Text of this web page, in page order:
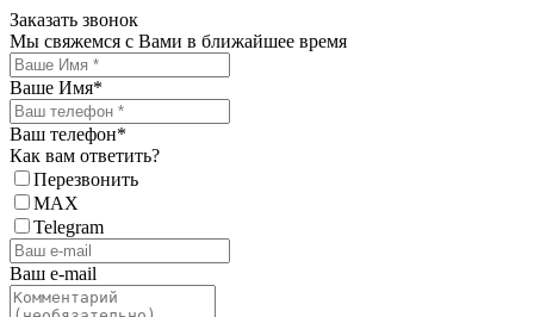
Заказать звонок
Мы свяжемся с Вами в ближайшее время
Ваше Имя*
Ваш телефон*
Как вам ответить?
Перезвонить
MAX
Telegram
Ваш e-mail